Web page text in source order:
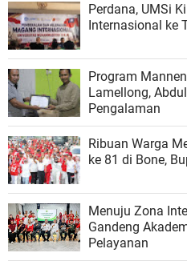
Perdana, UMSi
Internasional ke
Program
Lamellong,
Pengalaman
Ribuan Warga
ke 81 di Bone,
Menuju Zona
Gandeng
Pelayanan